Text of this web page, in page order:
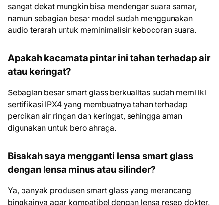
sangat dekat mungkin bisa mendengar suara samar,
namun sebagian besar model sudah menggunakan
audio terarah untuk meminimalisir kebocoran suara.
Apakah kacamata pintar ini tahan terhadap air
atau keringat?
Sebagian besar smart glass berkualitas sudah memiliki
sertifikasi IPX4 yang membuatnya tahan terhadap
percikan air ringan dan keringat, sehingga aman
digunakan untuk berolahraga.
Bisakah saya mengganti lensa smart glass
dengan lensa minus atau silinder?
Ya, banyak produsen smart glass yang merancang
bingkainya agar kompatibel dengan lensa resep dokter,